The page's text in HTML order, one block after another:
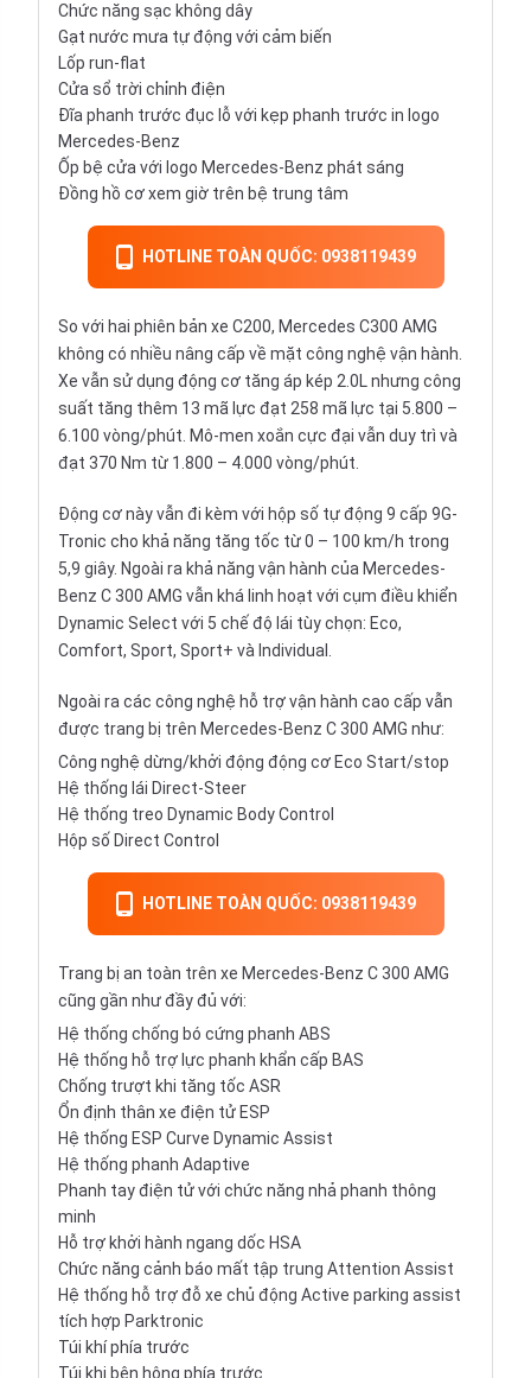
Chức năng sạc không dây
Gạt nước mưa tự động với cảm biến
Lốp run-flat
Cửa sổ trời chỉnh điện
Đĩa phanh trước đục lỗ với kẹp phanh trước in logo
Mercedes-Benz
Ốp bệ cửa với logo Mercedes-Benz phát sáng
Đồng hồ cơ xem giờ trên bệ trung tâm
HOTLINE TOÀN QUỐC: 0938119439
So với hai phiên bản xe C200, Mercedes C300 AMG
không có nhiều nâng cấp về mặt công nghệ vận hành.
Xe vẫn sử dụng động cơ tăng áp kép 2.0L nhưng công
suất tăng thêm 13 mã lực đạt 258 mã lực tại 5.800 –
6.100 vòng/phút. Mô-men xoắn cực đại vẫn duy trì và
đạt 370 Nm từ 1.800 – 4.000 vòng/phút.
Động cơ này vẫn đi kèm với hộp số tự động 9 cấp 9G-
Tronic cho khả năng tăng tốc từ 0 – 100 km/h trong
5,9 giây. Ngoài ra khả năng vận hành của Mercedes-
Benz C 300 AMG vẫn khá linh hoạt với cụm điều khiển
Dynamic Select với 5 chế độ lái tùy chọn: Eco,
Comfort, Sport, Sport+ và Individual.
Ngoài ra các công nghệ hỗ trợ vận hành cao cấp vẫn
được trang bị trên Mercedes-Benz C 300 AMG như:
Công nghệ dừng/khởi động động cơ Eco Start/stop
Hệ thống lái Direct-Steer
Hệ thống treo Dynamic Body Control
Hộp số Direct Control
HOTLINE TOÀN QUỐC: 0938119439
Trang bị an toàn trên xe Mercedes-Benz C 300 AMG
cũng gần như đầy đủ với:
Hệ thống chống bó cứng phanh ABS
Hệ thống hỗ trợ lực phanh khẩn cấp BAS
Chống trượt khi tăng tốc ASR
Ổn định thân xe điện tử ESP
Hệ thống ESP Curve Dynamic Assist
Hệ thống phanh Adaptive
Phanh tay điện tử với chức năng nhả phanh thông
minh
Hỗ trợ khởi hành ngang dốc HSA
Chức năng cảnh báo mất tập trung Attention Assist
Hệ thống hỗ trợ đỗ xe chủ động Active parking assist
tích hợp Parktronic
Túi khí phía trước
Túi khi bên hông phía trước